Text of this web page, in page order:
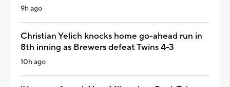
9h ago
Christian Yelich knocks home go-ahead run in
8th inning as Brewers defeat Twins 4-3
10h ago